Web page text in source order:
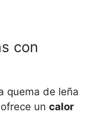
con
quema de leña
un calor